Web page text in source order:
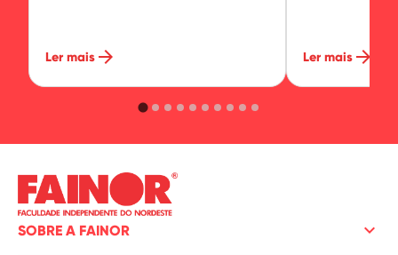
Ler mais arrow_forward Ler mais arrow_forward
SOBRE A FAINOR keyboard_arrow_down